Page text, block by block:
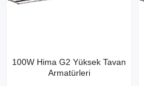
100W Hima G2 Yüksek Tavan
Armatürleri